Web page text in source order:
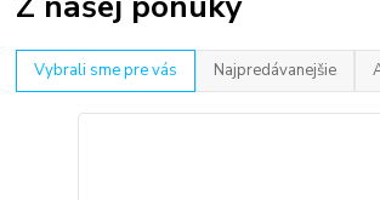
Vybrali sme pre vás Najpredávanejšie